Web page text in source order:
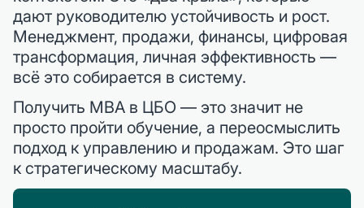
дают руководителю устойчивость и рост.
Менеджмент, продажи, финансы, цифровая
трансформация, личная эффективность —
всё это собирается в систему.
Получить MBA в ЦБО — это значит не
просто пройти обучение, а переосмыслить
подход к управлению и продажам. Это шаг
к стратегическому масштабу.